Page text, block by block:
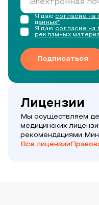
Подписаться
Я даю согласие на
данных*
Я даю согласие на
рекламных
Лицензии
Мы осуществляем
медицинских
рекомендациями
Все лицензии